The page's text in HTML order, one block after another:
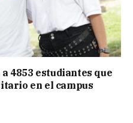
4853 estudiantes que
en el campus